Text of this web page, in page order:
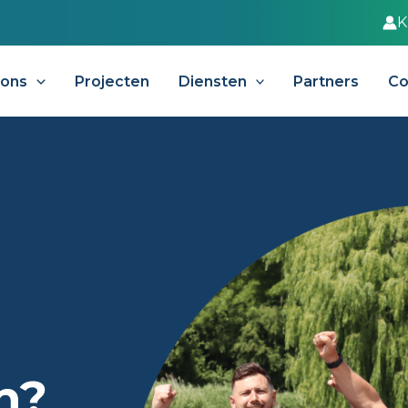
Projecten Diensten Partners